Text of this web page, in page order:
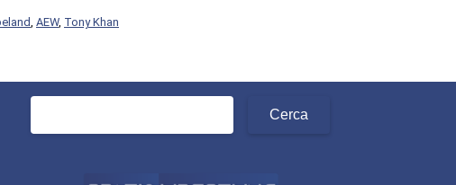
AEW, Tony Khan
Ricerca